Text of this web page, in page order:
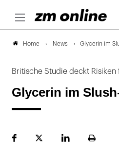
Home News Glycerin im
Britische Studie deckt
Glycerin im
FacebookPlattformLinekdInSeite